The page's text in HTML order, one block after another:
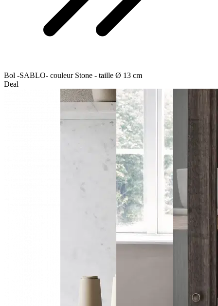
Bol -SABLO- couleur Stone - taille Ø 13 cm
Deal